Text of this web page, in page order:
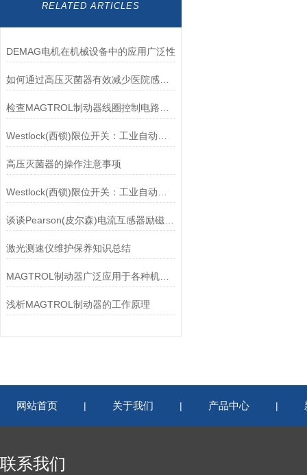
RELATED ARTICLES
DEMAG电机在机械设备中的应用广泛性
如何通过高压灭菌器有效减少医院感染风险？
高压灭菌器的操作注意事项
谈谈Pearson(皮尔森)电流互感器励磁特性试验的目的
激光测速仪维护保养知识总结
MAGTROL制动器广泛应用于各种机械设备和交通工具中
浅析MAGTROL制动器的工作原理
网站首页 | 关于我们 | 产品中心 |
联系我们